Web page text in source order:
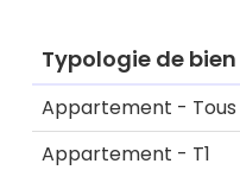
Typologie de bien
Appartement - Tous
Appartement - T1